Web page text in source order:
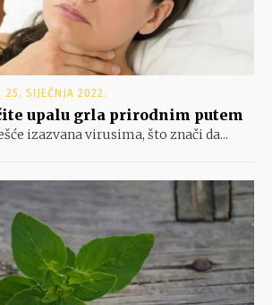
25. SIJEČNJA 2022.
upalu grla prirodnim putem
izazvana virusima, što znači da...